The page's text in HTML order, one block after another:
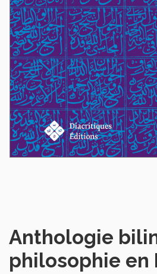
Anthologie
philosophie en